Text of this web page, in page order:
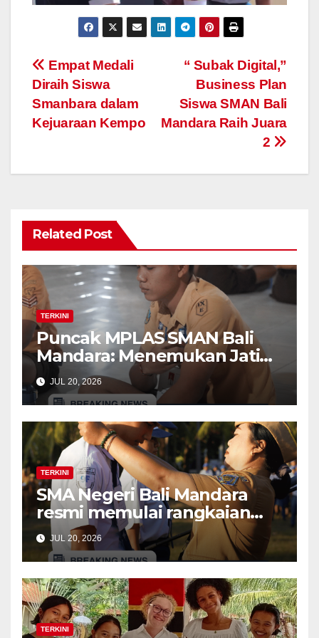
Navigasi
pos
“ Subak Digital,”
Business Plan
Siswa SMAN Bali
Mandara Raih Juara
2
Empat Medali
Diraih Siswa
Smanbara dalam
Kejuaraan Kempo
Related Post
TERKINI
Puncak MPLAS SMAN Bali
Mandara: Menemukan Jati
Diri di Balik kegiatan The
Calling (Time Capsule dan
Bonfire)
JUL 20, 2026
TERKINI
SMA Negeri Bali Mandara
resmi memulai rangkaian
kegiatan Masa Pengenalan
Lingkungan Sekolah (MPLS)
Ramah bagi murid baru
tahun ajaran 2026/2027
JUL 20, 2026
TERKINI